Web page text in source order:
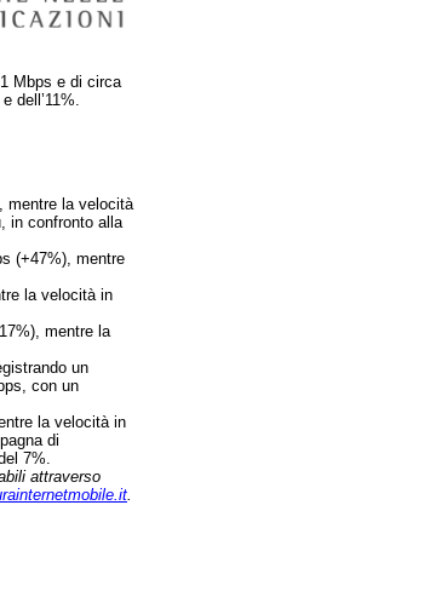
Mbps e di circa
dell’11%.
mentre la velocità
in confronto alla
(+47%), mentre
la velocità in
mentre la
un
con un
la velocità in
di
7%.
attraverso
.